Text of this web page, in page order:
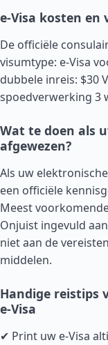
e-Visa kosten
De officiële
visumtype: e-Visa
dubbele inreis: $30
spoedverwerking 3
Wat te doen als
afgewezen?
Als uw
een officiële
Meest
Onjuist ingevuld
niet aan de
middelen.
Handige reistips
e-Visa
✔ Print uw e-Visa